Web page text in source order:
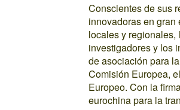
Conscientes de sus
innovadoras en
locales y
investigadores y los
de asociación para
Comisión Europea,
Europeo. Con la
eurochina para la